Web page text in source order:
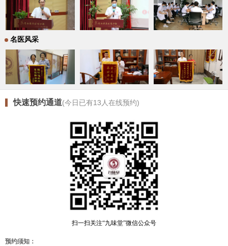
名医风采
快速预约通道(今日已有13 人在线预约)